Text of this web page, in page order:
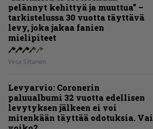
pelännyt kehittyä ja muuttua” –
tarkistelussa 30 vuotta täyttävä
levy, joka jakaa fanien
mielipiteet
Vesa Siltanen
Levyarvio: Coronerin
paluualbumi 32 vuotta edellisen
levytyksen jälkeen ei voi
mitenkään täyttää odotuksia. Vai